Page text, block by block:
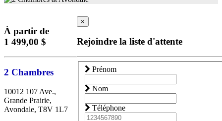
À partir de
1 499,00 $
2 Chambres
10012 107 Ave.,
Grande Prairie,
Avondale, T8V 1L7
×
Rejoindre la liste d'attente
Prénom
Nom
Téléphone